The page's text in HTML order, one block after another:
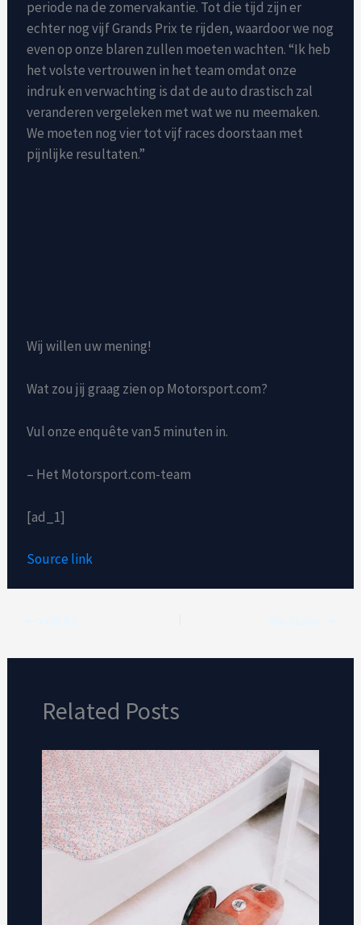
periode na de zomervakantie. Tot die tijd zijn er
echter nog vijf Grands Prix te rijden, waardoor we nog
even op onze blaren zullen moeten wachten. “Ik heb
het volste vertrouwen in het team omdat onze
indruk en verwachting is dat de auto drastisch zal
veranderen vergeleken met wat we nu meemaken.
We moeten nog vier tot vijf races doorstaan ​​met
pijnlijke resultaten.”
Wij willen uw mening!
Wat zou jij graag zien op Motorsport.com?
Vul onze enquête van 5 minuten in.
– Het Motorsport.com-team
[ad_1]
Source link
Related Posts